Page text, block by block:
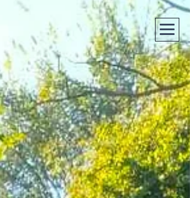
Bienvenue à
la Spa Du
Roannais !